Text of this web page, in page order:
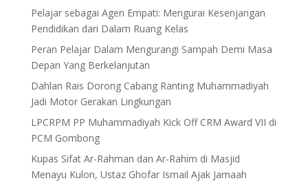
Pelajar sebagai Agen Empati: Mengurai Kesenjangan
Pendidikan dari Dalam Ruang Kelas
Peran Pelajar Dalam Mengurangi Sampah Demi Masa
Depan Yang Berkelanjutan
Dahlan Rais Dorong Cabang Ranting Muhammadiyah
Jadi Motor Gerakan Lingkungan
LPCRPM PP Muhammadiyah Kick Off CRM Award VII di
PCM Gombong
Kupas Sifat Ar-Rahman dan Ar-Rahim di Masjid
Menayu Kulon, Ustaz Ghofar Ismail Ajak Jamaah